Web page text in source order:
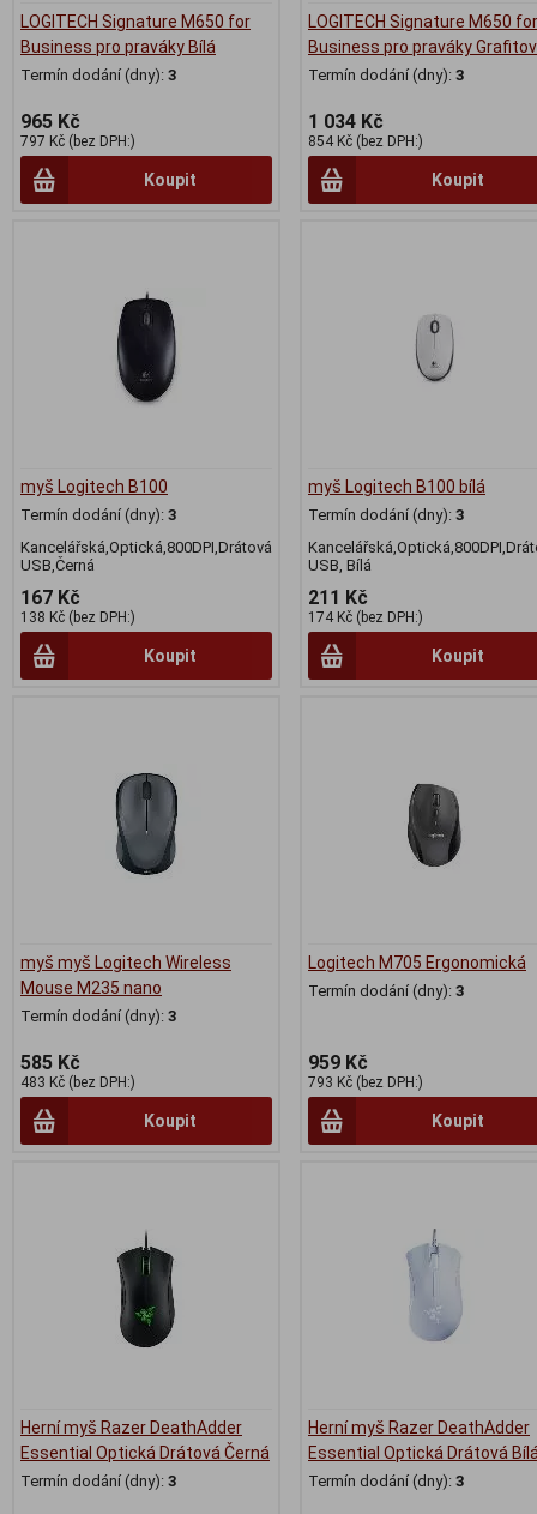
LOGITECH Signature M650 for
Business pro praváky Bílá
Termín dodání (dny): 3
965 Kč
797 Kč (bez DPH:)
Koupit
LOGITECH Signature M650 for
Business pro praváky
Termín dodání (dny): 3
1 034 Kč
854 Kč (bez DPH:)
Koupit
myš Logitech B100
Termín dodání (dny): 3
Kancelářská,Optická,800DPI,Drátová
USB,Černá
167 Kč
138 Kč (bez DPH:)
Koupit
myš Logitech B100 bílá
Termín dodání (dny): 3
USB, Bílá
211 Kč
174 Kč (bez DPH:)
Koupit
myš myš Logitech Wireless
Mouse M235 nano
Termín dodání (dny): 3
585 Kč
483 Kč (bez DPH:)
Koupit
Logitech M705 Ergonomická
Termín dodání (dny): 3
959 Kč
793 Kč (bez DPH:)
Koupit
Herní myš Razer DeathAdder
Essential Optická Drátová Černá
Termín dodání (dny): 3
Herní myš Razer DeathAdder
Essential Optická Drátová
Termín dodání (dny): 3